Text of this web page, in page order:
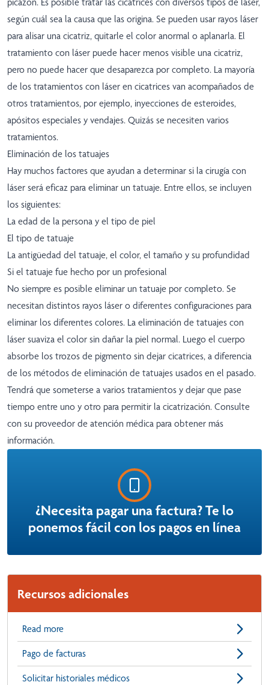
según cuál sea la causa que las origina. Se pueden usar rayos láser
para alisar una cicatriz, quitarle el color anormal o aplanarla. El
tratamiento con láser puede hacer menos visible una cicatriz,
pero no puede hacer que desaparezca por completo. La mayoría
de los tratamientos con láser en cicatrices van acompañados de
otros tratamientos, por ejemplo, inyecciones de esteroides,
apósitos especiales y vendajes. Quizás se necesiten varios
tratamientos.
Eliminación de los tatuajes
Hay muchos factores que ayudan a determinar si la cirugía con
láser será eficaz para eliminar un tatuaje. Entre ellos, se incluyen
los siguientes:
La edad de la persona y el tipo de piel
El tipo de tatuaje
La antigüedad del tatuaje, el color, el tamaño y su profundidad
Si el tatuaje fue hecho por un profesional
No siempre es posible eliminar un tatuaje por completo. Se
necesitan distintos rayos láser o diferentes configuraciones para
eliminar los diferentes colores. La eliminación de tatuajes con
láser suaviza el color sin dañar la piel normal. Luego el cuerpo
absorbe los trozos de pigmento sin dejar cicatrices, a diferencia
de los métodos de eliminación de tatuajes usados en el pasado.
Tendrá que someterse a varios tratamientos y dejar que pase
tiempo entre uno y otro para permitir la cicatrización. Consulte
con su proveedor de atención médica para obtener más
información.
¿Necesita pagar una factura? Te lo
ponemos fácil con los pagos en línea
Recursos adicionales
Read more
Pago de facturas
Solicitar historiales médicos